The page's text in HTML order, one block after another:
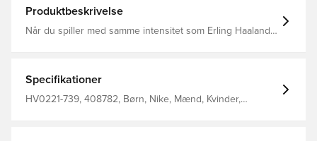
Produktbeskrivelse
Når du spiller med samme intensitet som Erling Haaland,
er perfekt, når du vil have lidt ekstra varme. Frontlomme
Ribbede manchetter og forneden 80% bomuld 20%
polyester
Specifikationer
HV0221-739, 408782, Børn, Nike, Mænd, Kvinder,